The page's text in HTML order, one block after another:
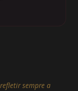
sempre a